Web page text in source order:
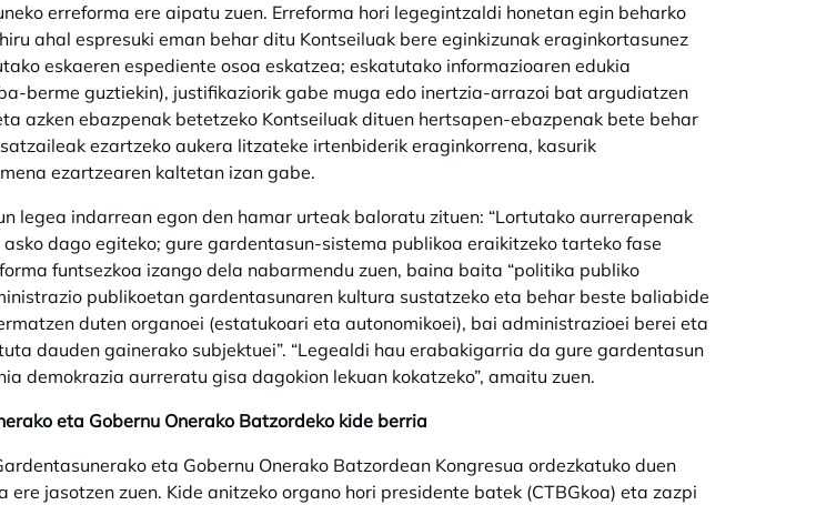
erreforma ere aipatu zuen. Erreforma hori legegintzaldi honetan egin beharko
ahal espresuki eman behar ditu Kontseiluak bere eginkizunak eraginkortasunez
eskaeren espediente osoa eskatzea; eskatutako informazioaren edukia
berme guztiekin), justifikaziorik gabe muga edo inertzia-arrazoi bat argudiatzen
azken ebazpenak betetzeko Kontseiluak dituen hertsapen-ebazpenak bete behar
ezartzeko aukera litzateke irtenbiderik eraginkorrena, kasurik
ezartzearen kaltetan izan gabe.
legea indarrean egon den hamar urteak baloratu zituen: “Lortutako aurrerapenak
dago egiteko; gure gardentasun-sistema publikoa eraikitzeko tarteko fase
funtsezkoa izango dela nabarmendu zuen, baina baita “politika publiko
publikoetan gardentasunaren kultura sustatzeko eta behar beste baliabide
duten organoei (estatukoari eta autonomikoei), bai administrazioei berei eta
dauden gainerako subjektuei”. “Legealdi hau erabakigarria da gure gardentasun
demokrazia aurreratu gisa dagokion lekuan kokatzeko”, amaitu zuen.
eta Gobernu Onerako Batzordeko kide berria
eta Gobernu Onerako Batzordean Kongresua ordezkatuko duen
jasotzen zuen. Kide anitzeko organo hori presidente batek (CTBGkoa) eta zazpi